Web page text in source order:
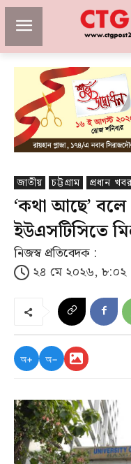
জাতীয় চট্টগ্রাম প্রধান
‘কথা আছে’
ইউএসটিসিতে
নিজস্ব প্রতিবেদক :
২৪ মে ২০২৬, ৮:০২
অ+ অ−